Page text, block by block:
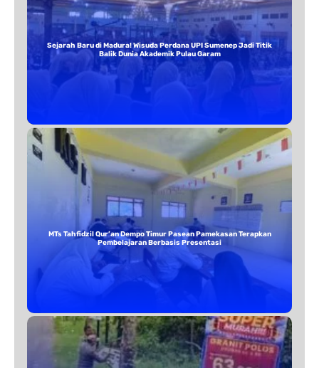
Sejarah Baru di Madura! Wisuda Perdana UPI Sumenep Jadi Titik
Balik Dunia Akademik Pulau Garam
MTs Tahfidzil Qur’an Dempo Timur Pasean Pamekasan Terapkan
Pembelajaran Berbasis Presentasi